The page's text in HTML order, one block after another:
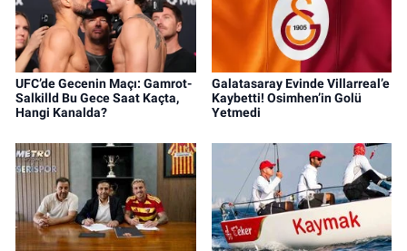
UFC’de Gecenin Maçı: Gamrot-
Salkilld Bu Gece Saat Kaçta,
Hangi Kanalda?
Galatasaray Evinde Villarreal’e
Kaybetti! Osimhen’in Golü
Yetmedi